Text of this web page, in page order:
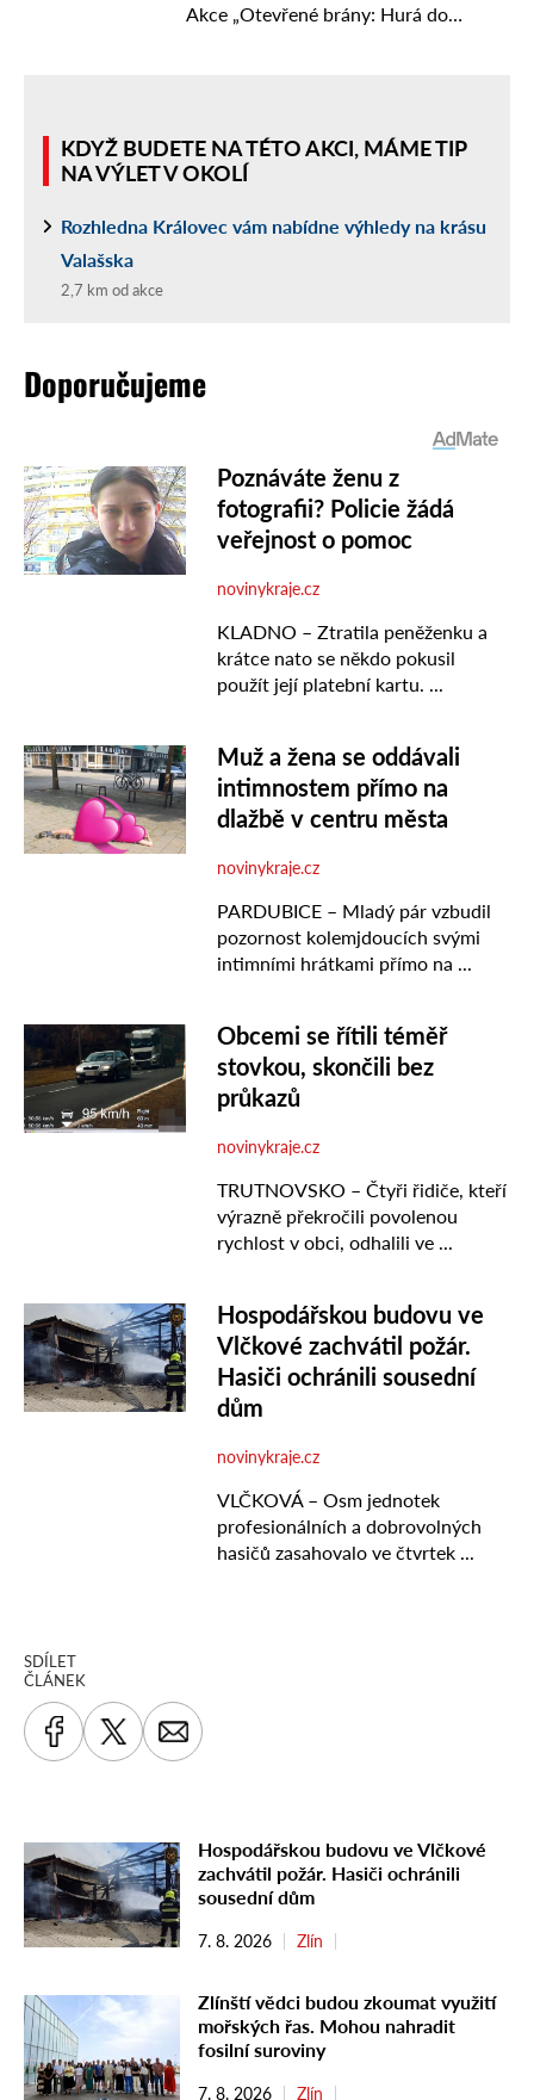
SDÍLET
ČLÁNEK
Akce „Otevřené brány: Hurá do
KDYŽ BUDETE NA TÉTO AKCI, MÁME TIP
NA VÝLET V OKOLÍ
Rozhledna Královec vám nabídne výhledy na krásu
Valašska
2,7 km od akce
Doporučujeme
Hospodářskou budovu ve Vlčkové
zachvátil požár. Hasiči ochránili
sousední dům
7. 8. 2026 Zlín
Zlínští vědci budou zkoumat využití
mořských řas. Mohou nahradit
fosilní suroviny
7. 8. 2026 Zlín